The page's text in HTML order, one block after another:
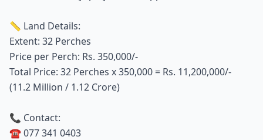
📏 Land Details:
Extent: 32 Perches
Price per Perch: Rs. 350,000/-
Total Price: 32 Perches x 350,000 = Rs. 11,200,000/-
(11.2 Million / 1.12 Crore)
📞 Contact:
☎️ 077 341 0403